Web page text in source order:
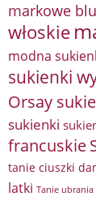
markowe
włoskie
modna
sukienki
Orsay
sukienki
francuskie
tanie ciuszki
latki Tanie ubrania